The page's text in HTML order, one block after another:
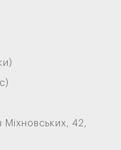
Міхновських, 42,